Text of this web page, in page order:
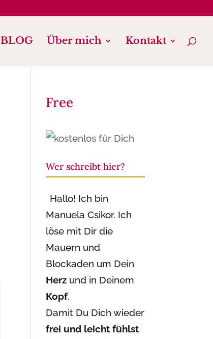
BLOG Über mich Kontakt
Free
Wer schreibt hier?
Hallo! Ich bin
Manuela Csikor. Ich
löse mit Dir die
Mauern und
Blockaden um Dein
Herz und in Deinem
Kopf.
Damit Du Dich wieder
frei und leicht fühlst